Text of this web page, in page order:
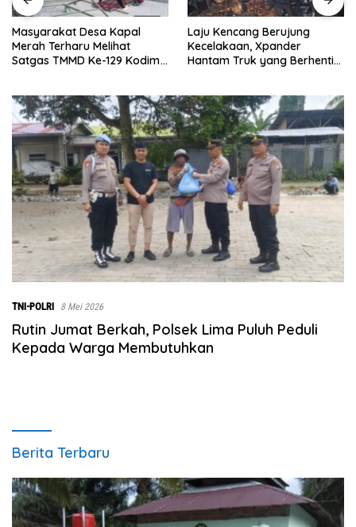
Laju Kencang Berujung
Kecelakaan, Xpander
Hantam Truk yang Berhenti
Kurang dari 1×24 Jam, Polsek
Lima Puluh Ringkus Pelaku
Curas
TNI-POLRI 8 Mei 2026
Rutin Jumat Berkah, Polsek Lima Puluh Peduli
Kepada Warga Membutuhkan
Berita Terbaru